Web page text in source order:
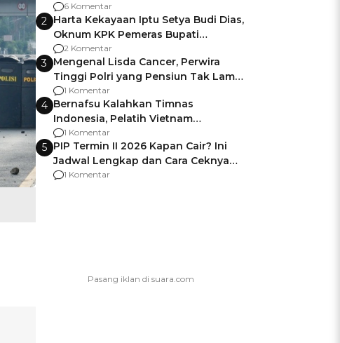
Gagalnya Negara Jamin Keamanan
6 Komentar
2 Harta Kekayaan Iptu Setya Budi Dias,
Oknum KPK Pemeras Bupati
Pemalang
2 Komentar
3 Mengenal Lisda Cancer, Perwira
Tinggi Polri yang Pensiun Tak Lama
Usai Jadi Brigjen
1 Komentar
4 Bernafsu Kalahkan Timnas
Indonesia, Pelatih Vietnam
Berencana Pakai Jimat di Pakansari
1 Komentar
5 PIP Termin II 2026 Kapan Cair? Ini
Jadwal Lengkap dan Cara Ceknya
agar Dana Tidak Hangus!
1 Komentar